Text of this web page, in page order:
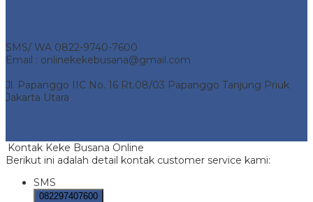
SMS/ WA 0822-9740-7600
Email : onlinekekebusana@gmail.com
Jl. Papanggo IIC No. 16 Rt.08/03 Papanggo Tanjung Priuk
Jakarta Utara
Kontak Keke Busana Online
Berikut ini adalah detail kontak customer service kami:
SMS
082297407600